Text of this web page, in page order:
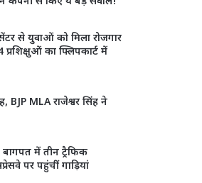
से युवाओं को मिला रोजगार
का फ्लिपकार्ट में
BJP MLA राजेश्वर सिंह ने
बागपत में तीन ट्रैफिक
पर पहुंचीं गाड़ियां